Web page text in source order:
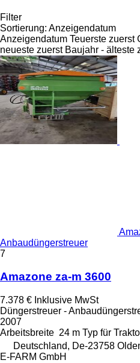
Filter
Sortierung: Anzeigendatum
Anzeigendatum Teuerste zuerst
neueste zuerst Baujahr - älteste
Anbaudüngerstreuer
7
Amazone za-m 3600
7.378 € Inklusive MwSt
Düngerstreuer -
2007
Arbeitsbreite 24 m Typ für
Deutschland, De-23758
E-FARM GmbH